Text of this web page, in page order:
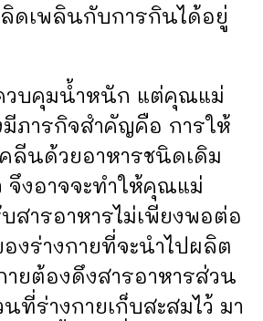
ดเพลินกับการกินได้อยู่
วบคุมน้ำหนัก แต่คุณแม่
ภารกิจสำคัญคือ การให้
นด้วยอาหารชนิดเดิม
จึงอาจจะทำให้คุณแม่
สารอาหารไม่เพียงพอต่อ
งร่างกายที่จะนำไปผลิต
ยต้องดึงสารอาหารส่วน
ที่ร่างกายเก็บสะสมไว้ มา